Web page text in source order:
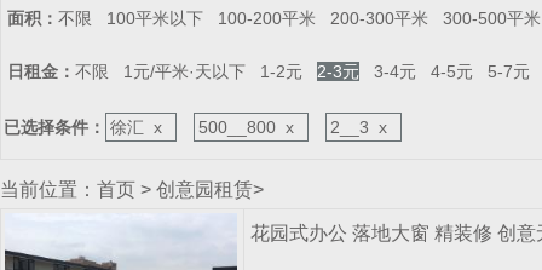
面积： 不限 100平米以下 100-200平米 200-300平米 300-500平米
日租金： 不限 1元/平米·天以下 1-2元 2-3元 3-4元 4-5元 5-7元
已选择条件： 徐汇 x 500__800 x 2__3 x
当前位置： 首页 > 创意园租赁>
花园式办公 落地大窗 精装修 创